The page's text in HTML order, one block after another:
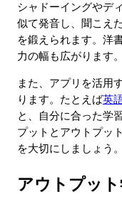
シャドーイングやデ
似て発音し、聞こえ
を鍛えられます。洋
力の幅も広がります。
また、アプリを活用
ります。たとえば英
と、自分に合った学
プットとアウトプッ
を大切にしましょう。
アウトプッ